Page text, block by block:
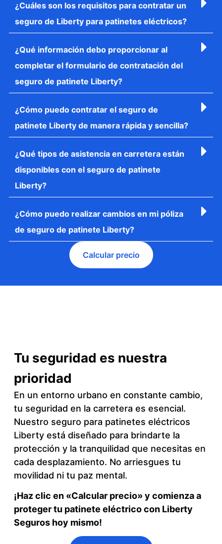
¿Cuáles son los requisitos para contratar un
seguro de Liberty para patinetes eléctricos?
¿Qué información debo proporcionar al
completar el formulario de contratación del
seguro de patinete Liberty?
¿Cómo puedo contratar el seguro de
patinete Liberty de manera rápida y sencilla?
¿Qué tipos de asistencia en carretera están
disponibles con el seguro de patinete
Liberty?
¿Cómo puedo realizar cambios en mi póliza
de seguro de patinete Liberty?
Calcular precio
Tu seguridad es nuestra
prioridad
En un entorno urbano en constante cambio,
tu seguridad en la carretera es esencial.
Nuestro seguro para patinetes eléctricos
Liberty está diseñado para brindarte la
protección y la tranquilidad que necesitas en
cada desplazamiento. No arriesgues tu
movilidad ni tu paz mental.
¡Haz clic en «Calcular precio» y comienza a
proteger tu patinete eléctrico con Liberty
Seguros hoy mismo!